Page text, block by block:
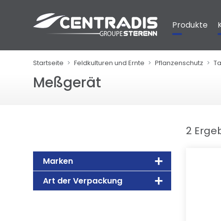
Produkte
Startseite Feldkulturen und Ernte Pflanzenschutz
Meßgerät
Marken
Art der Verpackung
2